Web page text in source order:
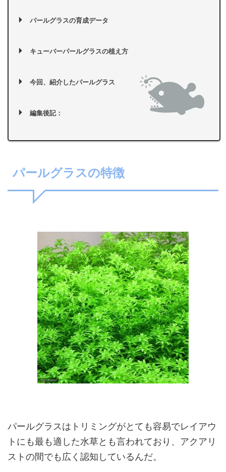
パールグラスの育成データ
キューバーパールグラスの植え方
今回、紹介したパールグラス
編集後記：
パールグラスの特徴
パールグラスはトリミングがとても容易でレイアウ
トにも最も適した水草とも言われており、アクアリ
ストの間でも広く認知しているんだ。